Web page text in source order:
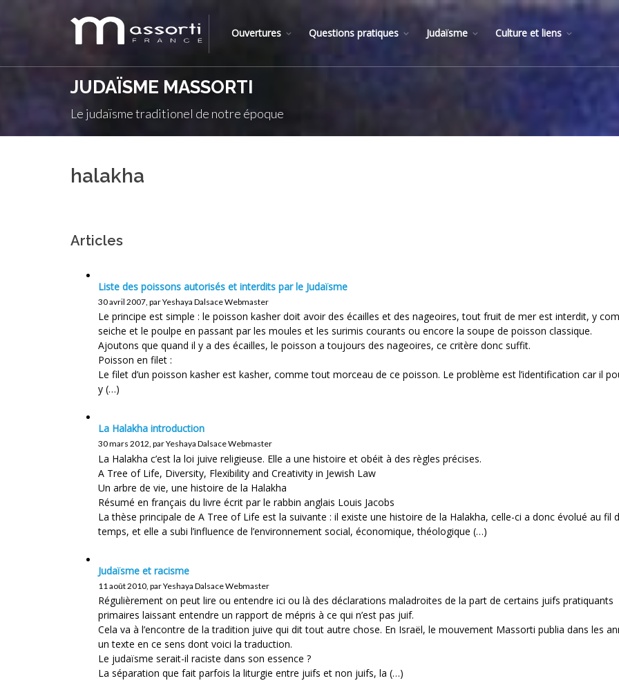
Ouvertures Questions pratiques Judaïsme Culture et liens
JUDAÏSME MASSORTI
Le judaïsme traditionel de notre époque
halakha
Articles
Liste des poissons autorisés et interdits par le Judaïsme
30 avril 2007, par Yeshaya Dalsace Webmaster
Le principe est simple : le poisson kasher doit avoir des écailles et des nageoires, tout fruit de mer est interdit, y
seiche et le poulpe en passant par les moules et les surimis courants ou encore la soupe de poisson classique.
Ajoutons que quand il y a des écailles, le poisson a toujours des nageoires, ce critère donc suffit.
Poisson en filet :
Le filet d’un poisson kasher est kasher, comme tout morceau de ce poisson. Le problème est l’identification car il
y (…)
La Halakha introduction
30 mars 2012, par Yeshaya Dalsace Webmaster
La Halakha c’est la loi juive religieuse. Elle a une histoire et obéit à des règles précises.
A Tree of Life, Diversity, Flexibility and Creativity in Jewish Law
Un arbre de vie, une histoire de la Halakha
Résumé en français du livre écrit par le rabbin anglais Louis Jacobs
La thèse principale de A Tree of Life est la suivante : il existe une histoire de la Halakha, celle-ci a donc évolué au fil
temps, et elle a subi l’influence de l’environnement social, économique, théologique (…)
Judaïsme et racisme
11 août 2010, par Yeshaya Dalsace Webmaster
Régulièrement on peut lire ou entendre ici ou là des déclarations maladroites de la part de certains juifs pratiquants
primaires laissant entendre un rapport de mépris à ce qui n’est pas juif.
Cela va à l’encontre de la tradition juive qui dit tout autre chose. En Israël, le mouvement Massorti publia dans les
un texte en ce sens dont voici la traduction.
Le judaïsme serait-il raciste dans son essence ?
La séparation que fait parfois la liturgie entre juifs et non juifs, la (…)